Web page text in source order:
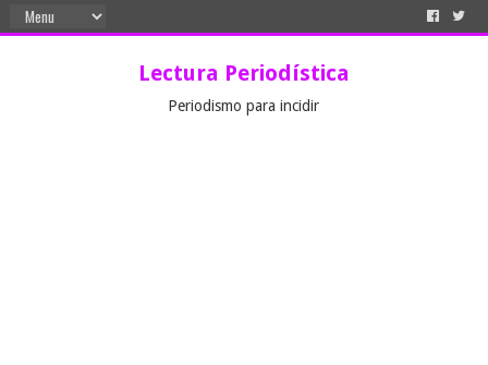
Lectura Periodística
Periodismo para incidir